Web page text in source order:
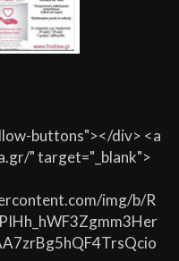
buttons"></div> <a
" target="_blank">
img/b/R